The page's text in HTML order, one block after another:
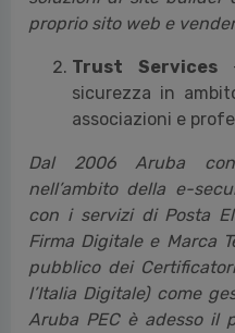
proprio sito web e
Trust Services-
sicurezza in
associazioni e
Dal 2006 Aruba
nell’ambito della e-
con i servizi di Posta
Firma Digitale e Marca
pubblico dei
l’Italia Digitale) come
Aruba PEC è adesso il